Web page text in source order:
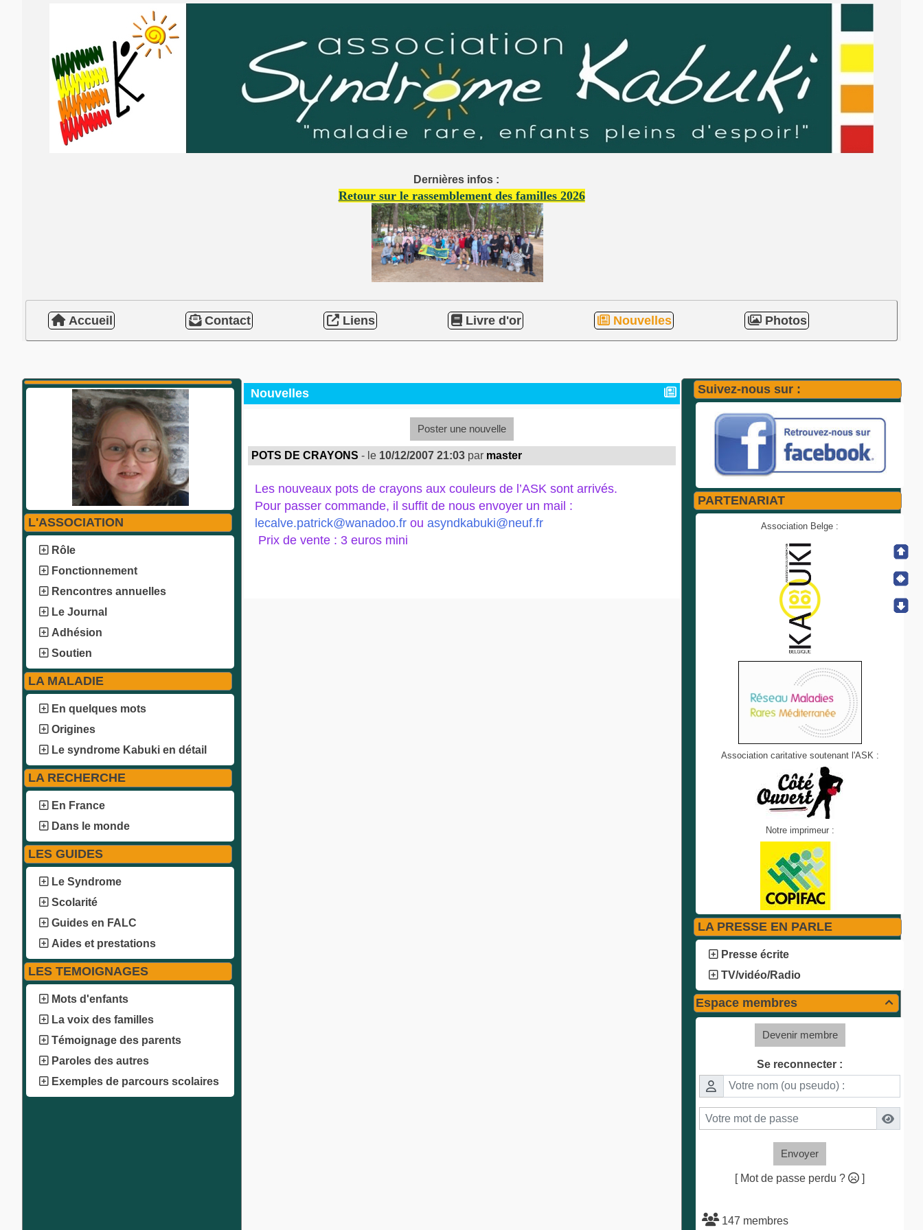
Dernières infos :
Retour sur le rassemblement des familles 2026
Accueil Contact Liens Livre d'or Nouvelles Photos
L'ASSOCIATION
Rôle
Fonctionnement
Rencontres annuelles
Le Journal
Adhésion
Soutien
LA MALADIE
En quelques mots
Origines
Le syndrome Kabuki en détail
LA RECHERCHE
En France
Dans le monde
LES GUIDES
Le Syndrome
Scolarité
Guides en FALC
Aides et prestations
LES TEMOIGNAGES
Mots d'enfants
La voix des familles
Témoignage des parents
Paroles des autres
Exemples de parcours scolaires
Nouvelles
Poster une nouvelle
POTS DE CRAYONS - le 10/12/2007 21:03par master
Les nouveaux pots de crayons aux couleurs de l’ASK sont arrivés.
Pour passer commande, il suffit de nous envoyer un mail :
lecalve.patrick@wanadoo.frou asyndkabuki@neuf.fr
Prix de vente : 3 euros mini
Suivez-nous sur :
PARTENARIAT
Association Belge :
Association caritative soutenant l'ASK :
Notre imprimeur :
LA PRESSE EN PARLE
Presse écrite
TV/vidéo/Radio

Espace membres
Devenir membre
Se reconnecter :
Envoyer
[ Mot de passe perdu ? ]
147 membres